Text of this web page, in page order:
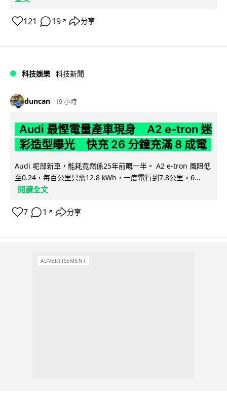
121 19 ↗ 分享
科技娛樂 科技新聞
duncan 19 小時
Audi 最慳電量產車現身 A2 e-tron 迷
彩造型曝光 快充 26 分鐘充滿 8 成電
Audi 呢部新車，能耗竟然係25年前嘅一半。 A2 e-tron 風阻低
至0.24，每百公里只需12.8 kWh，一度電行到7.8公里。6...
閱讀全文
7 1 ↗ 分享
ADVERTISEMENT